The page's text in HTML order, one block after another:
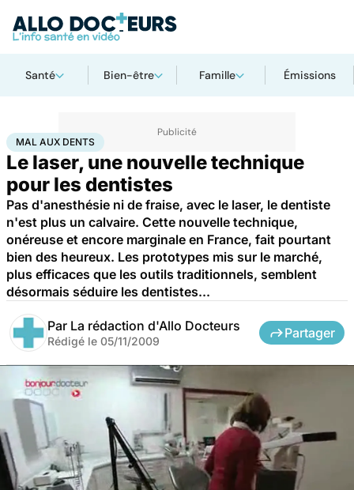
Santé Bien-être Famille Émissions
AccueilSantéMaladies Mal aux dents
MAL AUX DENTS
Le laser, une nouvelle technique
pour les dentistes
Pas d'anesthésie ni de fraise, avec le laser, le dentiste
n'est plus un calvaire. Cette nouvelle technique,
onéreuse et encore marginale en France, fait pourtant
bien des heureux. Les prototypes mis sur le marché,
plus efficaces que les outils traditionnels, semblent
désormais séduire les dentistes...
Par La rédaction d'Allo Docteurs
Rédigé le 05/11/2009
Partager